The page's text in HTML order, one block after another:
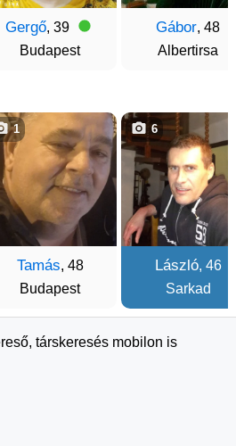
Gergő, 39
Budapest
Gábor, 48
Albertirsa
Tamás, 48
Budapest
1
László, 46
Sarkad
6
társkeresés mobilon is